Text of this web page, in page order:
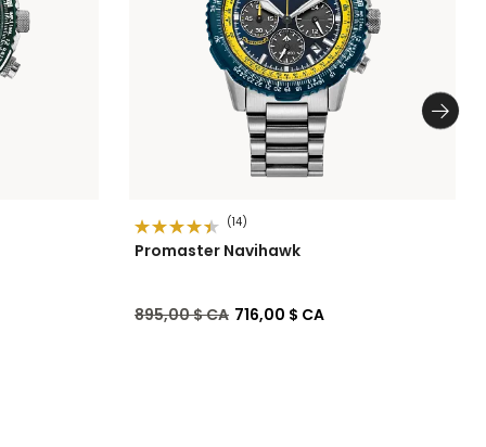
(14)
Promaster Navihawk
Prix réduit de
895,00 $ CAà716,00 $ CA